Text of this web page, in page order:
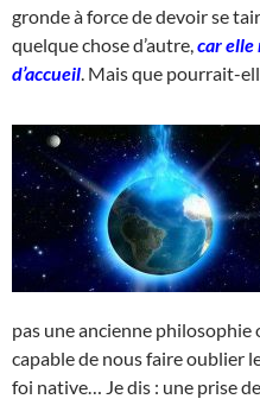
gronde à force de devoir se
quelque chose d’autre, car elle
d’accueil . Mais que pourrait-
pas une ancienne
capable de nous faire oublier
foi native… Je dis : une prise